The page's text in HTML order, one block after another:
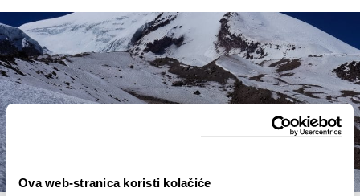
Ova web-stranica koristi kolačiće